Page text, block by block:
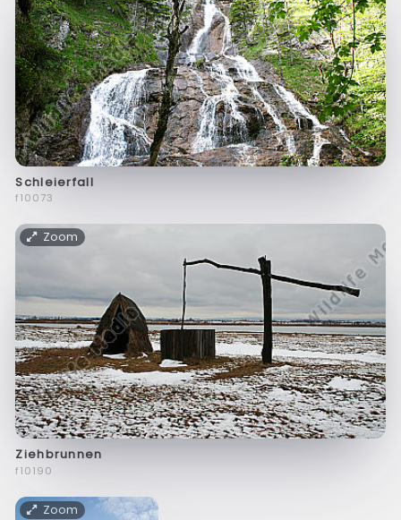
Schleierfall
f10073
Zoom
Ziehbrunnen
f10190
Zoom